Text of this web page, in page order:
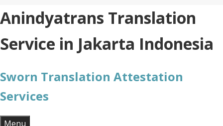
Skip
to
content
Anindyatrans Translation
Service in Jakarta Indonesia
Sworn Translation Attestation
Services
Menu